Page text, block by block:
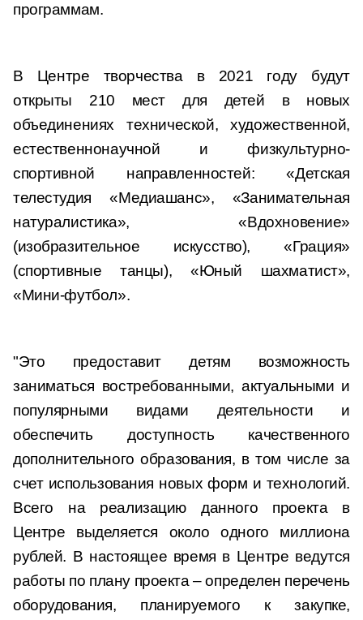
программам.
В Центре творчества в 2021 году будут
открыты 210 мест для детей в новых
объединениях технической, художественной,
естественнонаучной и физкультурно-
спортивной направленностей: «Детская
телестудия «Медиашанс», «Занимательная
натуралистика», «Вдохновение»
(изобразительное искусство), «Грация»
(спортивные танцы), «Юный шахматист»,
«Мини-футбол».
"Это предоставит детям возможность
заниматься востребованными, актуальными и
популярными видами деятельности и
обеспечить доступность качественного
дополнительного образования, в том числе за
счет использования новых форм и технологий.
Всего на реализацию данного проекта в
Центре выделяется около одного миллиона
рублей. В настоящее время в Центре ведутся
работы по плану проекта – определен перечень
оборудования, планируемого к закупке,